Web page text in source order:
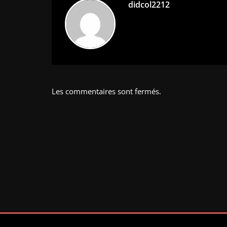
didcol2212
Les commentaires sont fermés.